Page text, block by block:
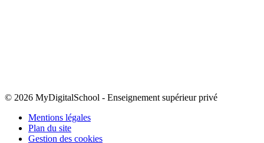
© 2026 MyDigitalSchool - Enseignement supérieur privé
Mentions légales
Plan du site
Gestion des cookies